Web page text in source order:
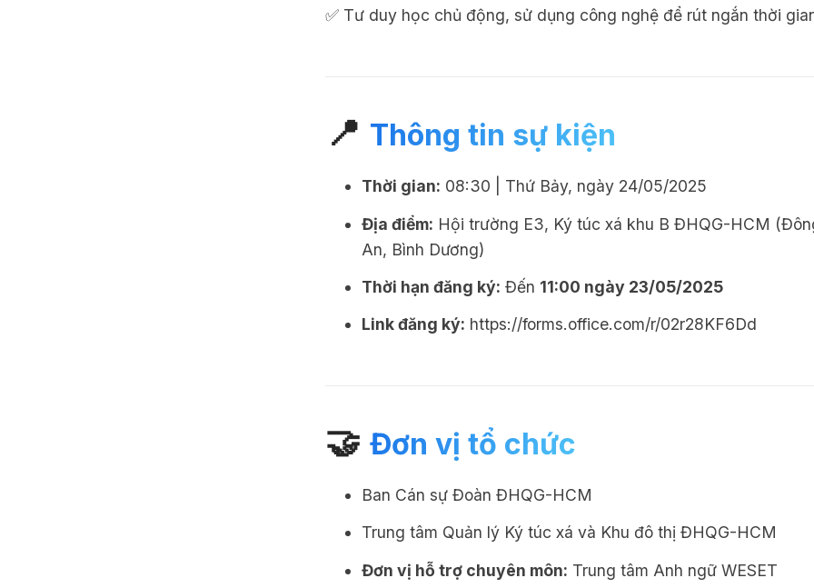
✅ Tư duy học chủ động, sử dụng công nghệ để rút ngắn thời
📍 Thông tin sự kiện
Thời gian: 08:30 | Thứ Bảy, ngày 24/05/2025
Địa điểm: Hội trường E3, Ký túc xá khu B ĐHQG-HCM
An, Bình Dương)
Thời hạn đăng ký: Đến 11:00 ngày 23/05/2025
Link đăng ký: https://forms.office.com/r/02r28KF6Dd
🤝 Đơn vị tổ chức
Ban Cán sự Đoàn ĐHQG-HCM
Trung tâm Quản lý Ký túc xá và Khu đô thị ĐHQG-HCM
Đơn vị hỗ trợ chuyên môn: Trung tâm Anh ngữ WESET